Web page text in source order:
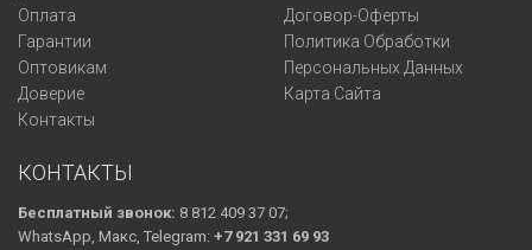
Оплата
Гарантии
Оптовикам
Доверие
Контакты
Договор-Оферты
Политика Обработки
Персональных Данных
Карта Сайта
КОНТАКТЫ
Бесплатный звонок: 8 812 409 37 07;
WhatsApp, Макс, Telegram: +7 921 331 69 93